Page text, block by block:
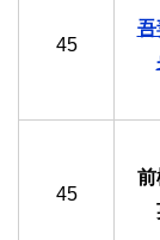
45
吾
45
前